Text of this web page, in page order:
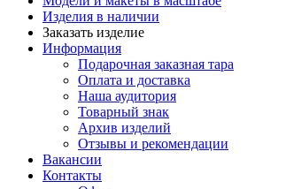
Изделия в наличии
Заказать изделие
Информация
Подарочная заказная тара
Оплата и доставка
Наша аудитория
Товарный знак
Архив изделий
Отзывы и рекомендации
Вакансии
Контакты